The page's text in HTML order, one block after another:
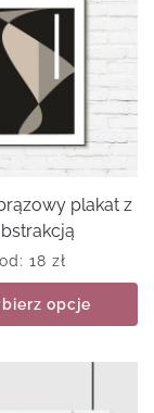
plakat z
od: 18 zł
opcje